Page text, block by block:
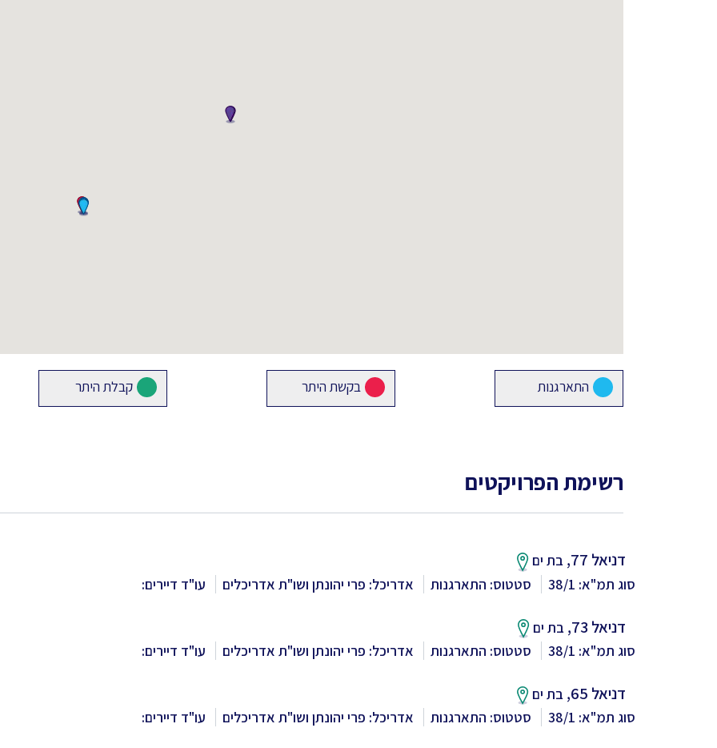
התארגנות בקשת היתר קבלת היתר
רשימת הפרויקטים
דניאל 77,
בת ים
סוג תמ"א: 38/1
סטטוס: התארגנות אדריכל: פרי יהונתן ושו"ת אדריכלים עו"ד דיירים:
דניאל 73,
בת ים
סוג תמ"א: 38/1
סטטוס: התארגנות אדריכל: פרי יהונתן ושו"ת אדריכלים עו"ד דיירים:
דניאל 65,
בת ים
סוג תמ"א: 38/1
סטטוס: התארגנות אדריכל: פרי יהונתן ושו"ת אדריכלים עו"ד דיירים: